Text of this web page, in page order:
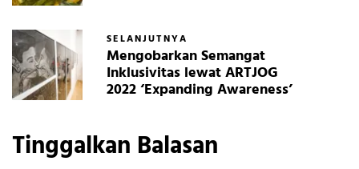
SELANJUTNYA
Mengobarkan Semangat
Inklusivitas lewat ARTJOG
2022 ‘Expanding Awareness’
Tinggalkan Balasan